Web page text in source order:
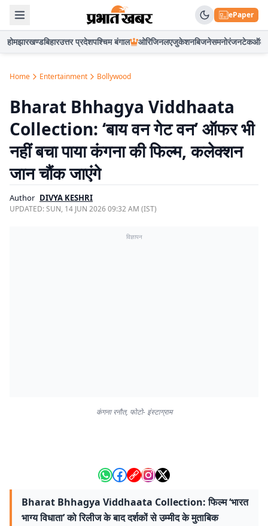
ePaper
होमझारखण्डबिहारउत्तर प्रदेशपश्चिम बंगाल ओरिजिनलएजुकेशनबिजनेसमनोरंजनटेकऑटो
Home Entertainment Bollywood
Bharat Bhhagya Viddhaata
Collection: ‘बाय वन गेट वन’ ऑफर भी
नहीं बचा पाया कंगना की फिल्म, कलेक्शन
जान चौंक जाएंगे
Author DIVYA KESHRI
UPDATED:SUN, 14 JUN 2026 09:32 AM (IST)
विज्ञापन
कंगना रनौत, फोटो- इंस्टाग्राम
Bharat Bhhagya Viddhaata Collection: फिल्म ‘भारत
भाग्य विधाता’ को रिलीज के बाद दर्शकों से उम्मीद के मुताबिक